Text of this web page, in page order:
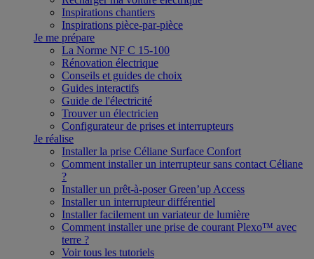
Inspirations chantiers
Inspirations pièce-par-pièce
Je me prépare
La Norme NF C 15-100
Rénovation électrique
Conseils et guides de choix
Guides interactifs
Guide de l'électricité
Trouver un électricien
Configurateur de prises et interrupteurs
Je réalise
Installer la prise Céliane Surface Confort
Comment installer un interrupteur sans contact Céliane
?
Installer un prêt-à-poser Green’up Access
Installer un interrupteur différentiel
Installer facilement un variateur de lumière
Comment installer une prise de courant Plexo™ avec
terre ?
Voir tous les tutoriels